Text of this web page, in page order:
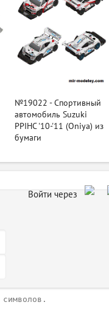
№19022 - Спортивный
автомобиль Suzuki
PPIHC '10-'11 (Oniya) из
бумаги